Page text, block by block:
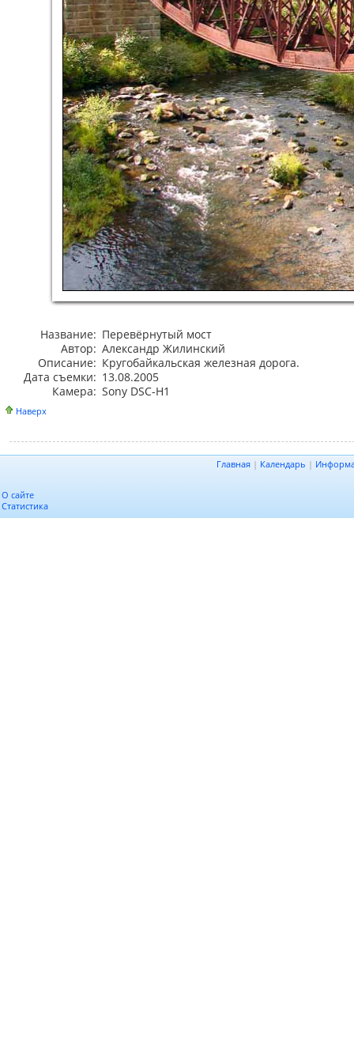
Название: Перевёрнутый мост
Автор: Александр Жилинский
Описание: Кругобайкальская железная дорога.
Дата съемки: 13.08.2005
Камера: Sony DSC-H1
Наверх
Главная | Календарь |
О сайте
Статистика